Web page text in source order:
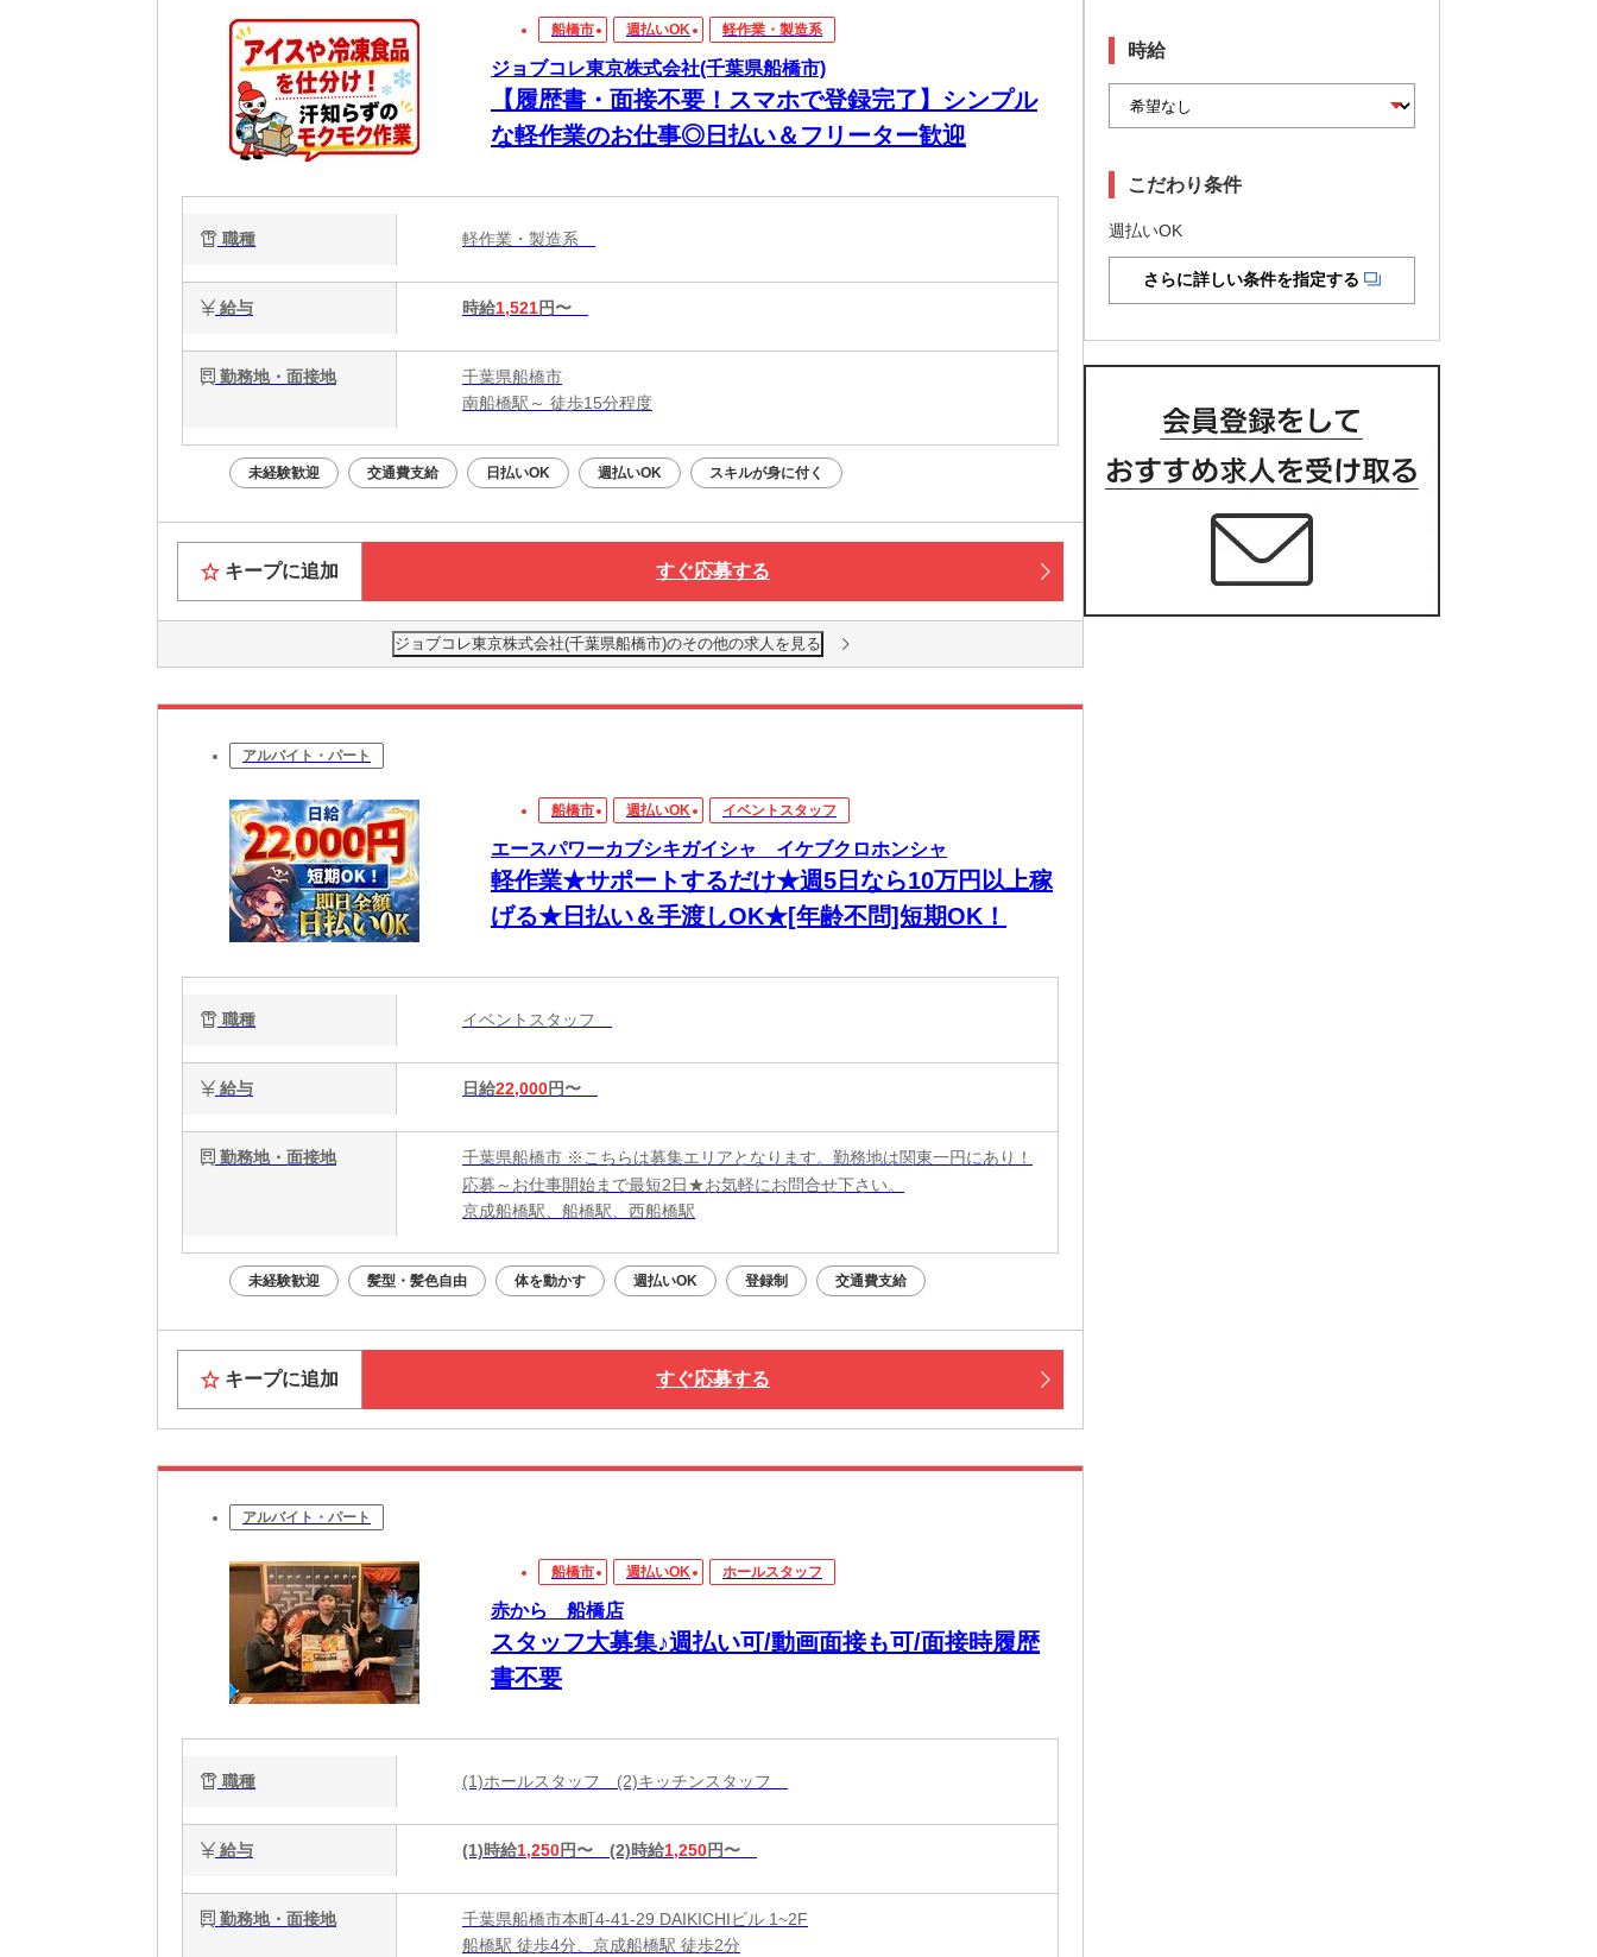
船橋市 週払いOK 軽作業・製造系
ジョブコレ東京株式会社(千葉県船橋市)
【履歴書・面接不要！スマホで登録完了】シンプル
な軽作業のお仕事◎日払い＆フリーター歓迎
職種 軽作業・製造系
給与 時給1,521円〜
勤務地・面接地
千葉県船橋市
南船橋駅～ 徒歩15分程度
未経験歓迎 交通費支給 日払いOK 週払いOK スキルが身に付く
キープに追加 すぐ応募する
ジョブコレ東京株式会社(千葉県船橋市)のその他の求人を見る
アルバイト・パート
船橋市 週払いOK イベントスタッフ
エースパワーカブシキガイシャ イケブクロホンシャ
軽作業★サポートするだけ★週5日なら10万円以上稼
げる★日払い＆手渡しOK★[年齢不問]短期OK！
職種 イベントスタッフ
給与 日給22,000円〜
勤務地・面接地
千葉県船橋市 ※こちらは募集エリアとなります。勤務地は関東一円にあり！
応募～お仕事開始まで最短2日★お気軽にお問合せ下さい。
京成船橋駅、船橋駅、西船橋駅
未経験歓迎 髪型・髪色自由 体を動かす 週払いOK 登録制 交通費支給
キープに追加 すぐ応募する
アルバイト・パート
船橋市 週払いOK ホールスタッフ
赤から 船橋店
スタッフ大募集♪週払い可/動画面接も可/面接時履歴
書不要
職種 (1)ホールスタッフ (2)キッチンスタッフ
給与 (1)時給1,250円〜 (2)時給1,250円〜
勤務地・面接地
千葉県船橋市本町4-41-29 DAIKICHIビル 1~2F
船橋駅 徒歩4分、京成船橋駅 徒歩2分
時給
こだわり条件
週払いOK
さらに詳しい条件を指定する